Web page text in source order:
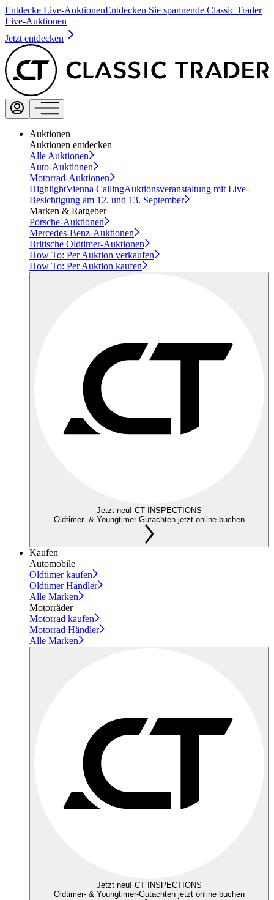
Entdecke Live-AuktionenEntdecken Sie spannende Classic Trader
Live-Auktionen
Jetzt entdecken
Auktionen
Auktionen entdecken
Alle Auktionen
Auto-Auktionen
Motorrad-Auktionen
HighlightVienna CallingAuktionsveranstaltung mit Live-
Besichtigung am 12. und 13. September
Marken & Ratgeber
Porsche-Auktionen
Mercedes-Benz-Auktionen
Britische Oldtimer-Auktionen
How To: Per Auktion verkaufen
How To: Per Auktion kaufen
Jetzt neu! CT INSPECTIONS
Oldtimer- & Youngtimer-Gutachten jetzt online buchen
Kaufen
Automobile
Oldtimer kaufen
Oldtimer Händler
Alle Marken
Motorräder
Motorrad kaufen
Motorrad Händler
Alle Marken
Jetzt neu! CT INSPECTIONS
Oldtimer- & Youngtimer-Gutachten jetzt online buchen